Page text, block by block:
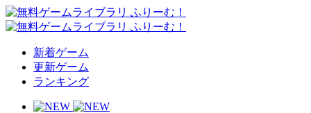
新着ゲーム
更新ゲーム
ランキング